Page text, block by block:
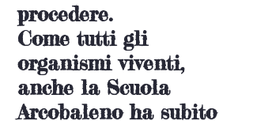
procedere.
Come tutti gli
organismi viventi,
anche la Scuola
Arcobaleno ha subito